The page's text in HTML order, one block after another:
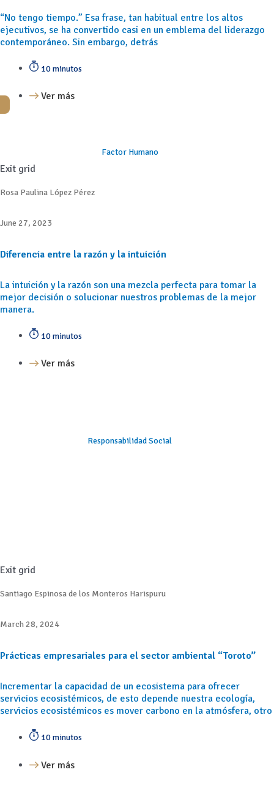
“No tengo tiempo.” Esa frase, tan habitual entre los altos
ejecutivos, se ha convertido casi en un emblema del liderazgo
contemporáneo. Sin embargo, detrás
10 minutos
Ver más
Factor Humano
Exit grid
Rosa Paulina López Pérez
June 27, 2023
Diferencia entre la razón y la intuición
La intuición y la razón son una mezcla perfecta para tomar la
mejor decisión o solucionar nuestros problemas de la mejor
manera.
10 minutos
Ver más
Responsabilidad Social
Exit grid
Santiago Espinosa de los Monteros Harispuru
March 28, 2024
Prácticas empresariales para el sector ambiental “Toroto”
Incrementar la capacidad de un ecosistema para ofrecer
servicios ecosistémicos, de esto depende nuestra ecología,
servicios ecosistémicos es mover carbono en la atmósfera, otro
10 minutos
Ver más